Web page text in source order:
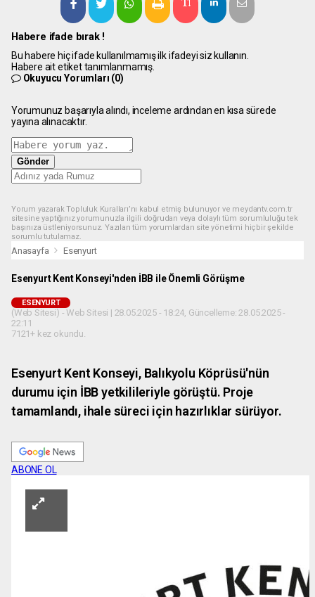
Habere ifade bırak !
Bu habere hiç ifade kullanılmamış ilk ifadeyi siz kullanın.
Habere ait etiket tanımlanmamış.
Okuyucu Yorumları (0)
Yorumunuz başarıyla alındı, inceleme ardından en kısa sürede
yayına alınacaktır.
Gönder
Yorum yazarak Topluluk Kuralları’nı kabul etmiş bulunuyor ve meydantv.com.tr
sitesine yaptığınız yorumunuzla ilgili doğrudan veya dolaylı tüm sorumluluğu tek
başınıza üstleniyorsunuz. Yazılan tüm yorumlardan site yönetimi hiçbir şekilde
sorumlu tutulamaz.
Anasayfa Esenyurt
Esenyurt Kent Konseyi'nden İBB ile Önemli Görüşme
ESENYURT
(Web Sitesi) - Web Sitesi | 28.05.2025 - 18:24, Güncelleme: 28.05.2025 -
22:11
7121+ kez okundu.
Esenyurt Kent Konseyi, Balıkyolu Köprüsü'nün
durumu için İBB yetkilileriyle görüştü. Proje
tamamlandı, ihale süreci için hazırlıklar sürüyor.
ABONE OL